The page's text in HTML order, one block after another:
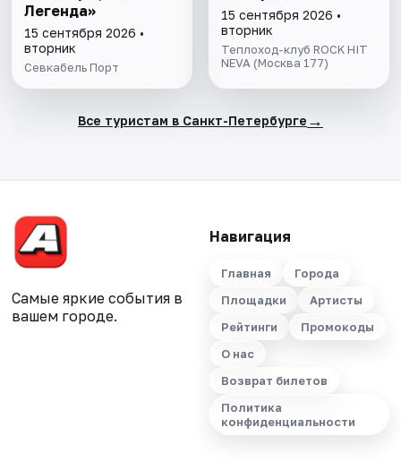
Легенда»
15 сентября 2026 •
вторник
Севкабель Порт
15 сентября 2026 •
вторник
Теплоход-клуб ROCK HIT
NEVA (Москва 177)
Все туристам в Санкт-Петербурге →
Самые яркие события в
вашем городе.
Навигация
Главная
Города
Площадки
Артисты
Рейтинги
Промокоды
О нас
Возврат билетов
Политика
конфиденциальности